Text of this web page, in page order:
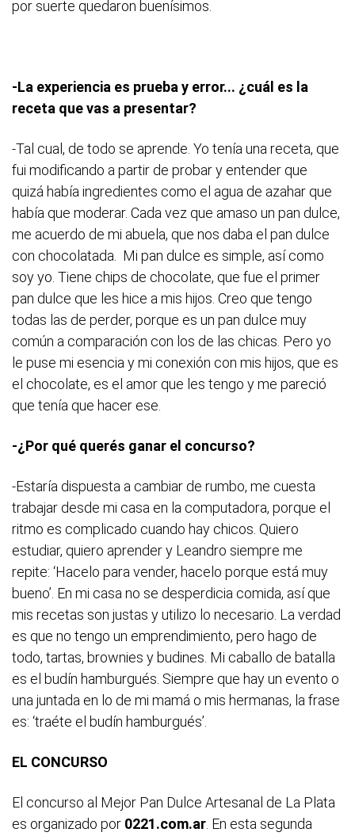
por suerte quedaron buenísimos.
-La experiencia es prueba y error... ¿cuál es la
receta que vas a presentar?
-Tal cual, de todo se aprende. Yo tenía una receta, que
fui modificando a partir de probar y entender que
quizá había ingredientes como el agua de azahar que
había que moderar. Cada vez que amaso un pan dulce,
me acuerdo de mi abuela, que nos daba el pan dulce
con chocolatada. Mi pan dulce es simple, así como
soy yo. Tiene chips de chocolate, que fue el primer
pan dulce que les hice a mis hijos. Creo que tengo
todas las de perder, porque es un pan dulce muy
común a comparación con los de las chicas. Pero yo
le puse mi esencia y mi conexión con mis hijos, que es
el chocolate, es el amor que les tengo y me pareció
que tenía que hacer ese.
-¿Por qué querés ganar el concurso?
-Estaría dispuesta a cambiar de rumbo, me cuesta
trabajar desde mi casa en la computadora, porque el
ritmo es complicado cuando hay chicos. Quiero
estudiar, quiero aprender y Leandro siempre me
repite: ‘Hacelo para vender, hacelo porque está muy
bueno’. En mi casa no se desperdicia comida, así que
mis recetas son justas y utilizo lo necesario. La verdad
es que no tengo un emprendimiento, pero hago de
todo, tartas, brownies y budines. Mi caballo de batalla
es el budín hamburgués. Siempre que hay un evento o
una juntada en lo de mi mamá o mis hermanas, la frase
es: ‘traéte el budín hamburgués’.
EL CONCURSO
El concurso al Mejor Pan Dulce Artesanal de La Plata
es organizado por 0221.com.ar . En esta segunda